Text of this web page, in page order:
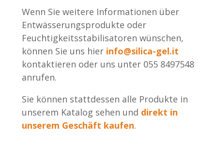
Wenn Sie weitere Informationen über
Entwässerungsprodukte oder
Feuchtigkeitsstabilisatoren wünschen,
können Sie uns hierinfo@silica-gel.it
kontaktieren oder uns unter 055 8497548
anrufen.
Sie können stattdessen alle Produkte in
unserem Katalog sehen und direkt in
unserem Geschäft kaufen.